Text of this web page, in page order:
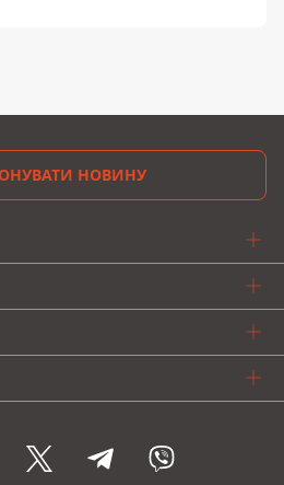
НОВИНУ